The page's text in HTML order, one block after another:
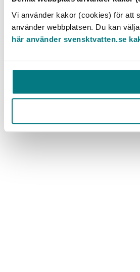
Vi använder kakor (cookies) för att
använder webbplatsen. Du kan
här använder svensktvatten.se
© 2025 Svenskt Vatten